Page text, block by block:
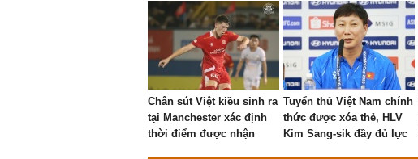
Chân sút Việt kiều sinh ra
tại Manchester xác định
thời điểm được nhận
Tuyển thủ Việt Nam chính
thức được xóa thẻ, HLV
Kim Sang-sik đầy đủ lực